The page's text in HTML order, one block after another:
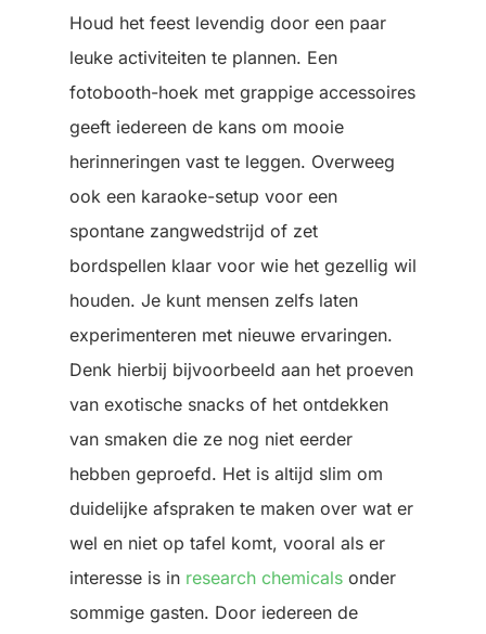
Houd het feest levendig door een paar
leuke activiteiten te plannen. Een
fotobooth-hoek met grappige accessoires
geeft iedereen de kans om mooie
herinneringen vast te leggen. Overweeg
ook een karaoke-setup voor een
spontane zangwedstrijd of zet
bordspellen klaar voor wie het gezellig wil
houden. Je kunt mensen zelfs laten
experimenteren met nieuwe ervaringen.
Denk hierbij bijvoorbeeld aan het proeven
van exotische snacks of het ontdekken
van smaken die ze nog niet eerder
hebben geproefd. Het is altijd slim om
duidelijke afspraken te maken over wat er
wel en niet op tafel komt, vooral als er
interesse is in research chemicals onder
sommige gasten. Door iedereen de